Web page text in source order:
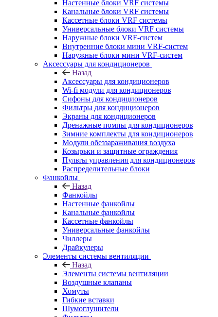
Настенные блоки VRF системы
Канальные блоки VRF системы
Кассетные блоки VRF системы
Универсальные блоки VRF системы
Наружные блоки VRF-систем
Внутренние блоки мини VRF-систем
Наружные блоки мини VRF-систем
Аксессуары для кондиционеров
Назад
Аксессуары для кондиционеров
Wi-fi модули для кондиционеров
Сифоны для кондиционеров
Фильтры для кондиционеров
Экраны для кондиционеров
Дренажные помпы для кондиционеров
Зимние комплекты для кондиционеров
Модули обеззараживания воздуха
Козырьки и защитные ограждения
Пульты управления для кондиционеров
Распределительные блоки
Фанкойлы
Назад
Фанкойлы
Настенные фанкойлы
Канальные фанкойлы
Кассетные фанкойлы
Универсальные фанкойлы
Чиллеры
Драйкулеры
Элементы системы вентиляции
Назад
Элементы системы вентиляции
Воздушные клапаны
Хомуты
Гибкие вставки
Шумоглушители